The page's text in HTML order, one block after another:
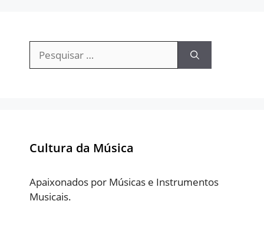
Pesquisar
por:
Cultura da Música
Apaixonados por Músicas e Instrumentos
Musicais.